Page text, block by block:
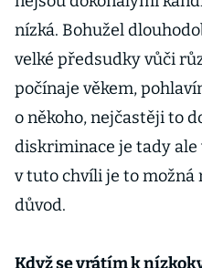
nízká. Bohužel
velké předsudky vůči
počínaje věkem,
o někoho, nejčastěji to
diskriminace je tady
v tuto chvíli je to
důvod.
Když se vrátím k